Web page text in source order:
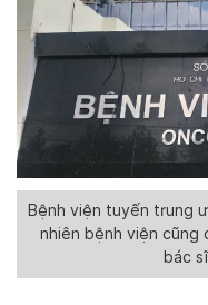
Bệnh viện tuyến trung
nhiên bệnh viện cũng
bác